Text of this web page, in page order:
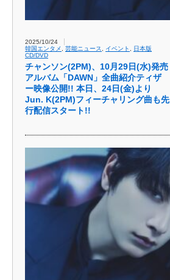
2025/10/24
韓国エンタメ
芸能ニュース イベント
日本版
CD/DVD
チャンソン(2PM)、10月29日(水)発売
アルバム「DAWN」全曲紹介ティザ
ー映像公開!! 本日、24日(金)より
Jun. K(2PM)フィーチャリング曲も先
行配信スタート!!